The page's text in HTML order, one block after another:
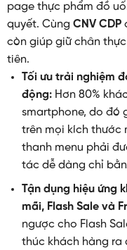
page thực phẩm đồ
quyết. Cùng CNV CDP
còn giúp giữ chân
tiên.
Tối ưu trải nghiệm
động:Hơn 80%
smartphone, do đó
trên mọi kích thước
thanh menu phải
tác dễ dàng chỉ
Tận dụng hiệu ứng
mãi, Flash Sale và
ngược cho Flash
thúc khách hàng ra